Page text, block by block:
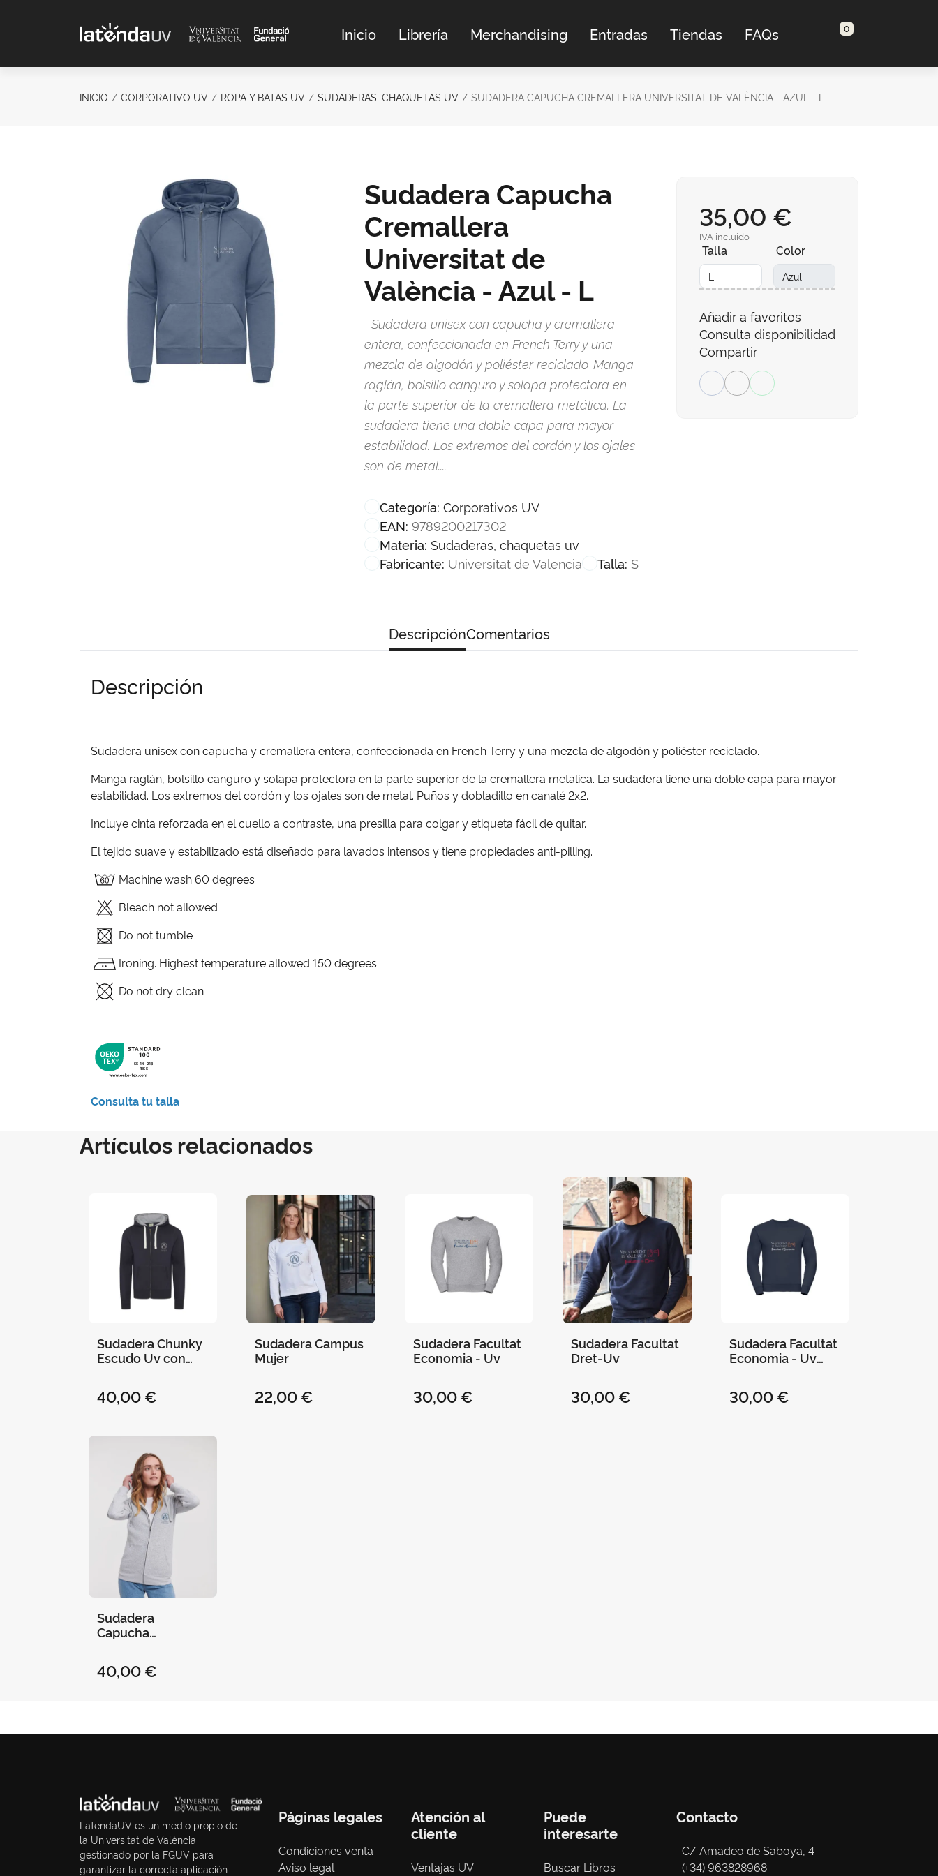
Inicio Librería Merchandising Entradas Tiendas FAQs 0
INICIO CORPORATIVO UV ROPA Y BATAS UV SUDADERAS, CHAQUETAS UV SUDADERA CAPUCHA CREMALLERA UNIVERSITAT DE VALÈNCIA - AZUL - L
Sudadera Capucha
Cremallera
Universitat de
València - Azul - L
Sudadera unisex con capucha y cremallera
entera, confeccionada en French Terry y una
mezcla de algodón y poliéster reciclado. Manga
raglán, bolsillo canguro y solapa protectora en
la parte superior de la cremallera metálica. La
sudadera tiene una doble capa para mayor
estabilidad. Los extremos del cordón y los ojales
son de metal....
Categoría: Corporativos UV
EAN: 9789200217302
Materia: Sudaderas, chaquetas uv
Fabricante: Universitat de Valencia Talla: S
35,00 €
IVA incluido
Talla Color
Añadir a favoritos
Consulta disponibilidad
Compartir
DescripciónComentarios
Descripción
Sudadera unisex con capucha y cremallera entera, confeccionada en French Terry y una mezcla de algodón y poliéster reciclado.
Manga raglán, bolsillo canguro y solapa protectora en la parte superior de la cremallera metálica. La sudadera tiene una doble capa para mayor
estabilidad. Los extremos del cordón y los ojales son de metal. Puños y dobladillo en canalé 2x2.
Incluye cinta reforzada en el cuello a contraste, una presilla para colgar y etiqueta fácil de quitar.
El tejido suave y estabilizado está diseñado para lavados intensos y tiene propiedades anti-pilling.
Machine wash 60 degrees
Bleach not allowed
Do not tumble
Ironing. Highest temperature allowed 150 degrees
Do not dry clean
Consulta tu talla
Artículos relacionados
Sudadera Chunky
Escudo Uv con
40,00 €
Sudadera Campus
Mujer
22,00 €
Sudadera Facultat
Economia - Uv
30,00 €
Sudadera Facultat
Dret-Uv
30,00 €
Sudadera Facultat
Economia - Uv
30,00 €
Sudadera
Capucha
40,00 €
LaTendaUV es un medio propio de
la Universitat de València
gestionado por la FGUV para
garantizar la correcta aplicación
Páginas legales
Condiciones venta
Aviso legal
Atención al
cliente
Ventajas UV
Puede
interesarte
Buscar Libros
Contacto
C/ Amadeo de Saboya, 4
(+34) 963828968